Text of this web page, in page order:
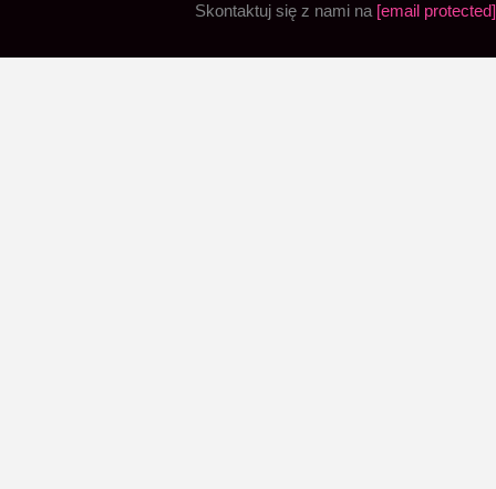
Skontaktuj się z nami na [email protected]